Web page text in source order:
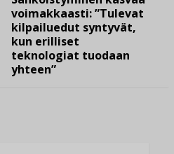
voimakkaasti: ”Tulevat
kilpailuedut syntyvät,
kun erilliset
teknologiat tuodaan
yhteen”